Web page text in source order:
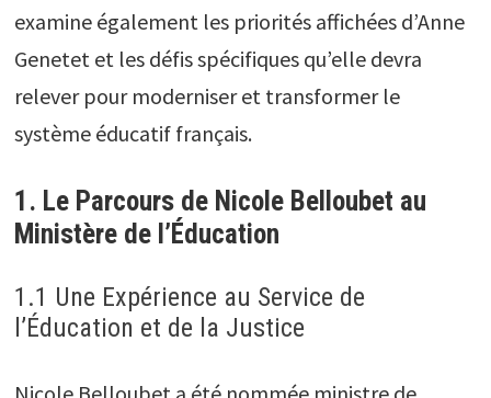
examine également les priorités affichées d’Anne
Genetet et les défis spécifiques qu’elle devra
relever pour moderniser et transformer le
système éducatif français.
1. Le Parcours de Nicole Belloubet au
Ministère de l’Éducation
1.1 Une Expérience au Service de
l’Éducation et de la Justice